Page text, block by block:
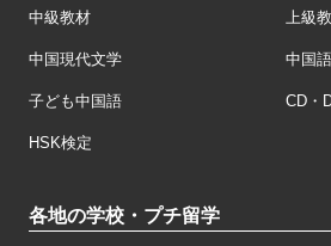
中級教材 上級
中国現代文学 中国
子ども中国語 CD・
HSK検定
各地の学校・プチ留学